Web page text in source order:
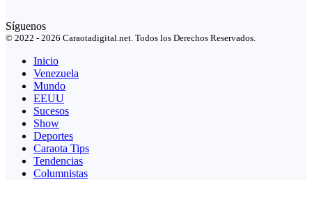
Síguenos
© 2022 - 2026 Caraotadigital.net. Todos los Derechos Reservados.
Inicio
Venezuela
Mundo
EEUU
Sucesos
Show
Deportes
Caraota Tips
Tendencias
Columnistas